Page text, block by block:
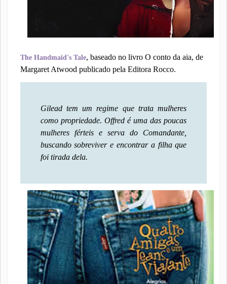
The Handmaid's Tale, baseado no livro O conto da aia, de
Margaret Atwood publicado pela Editora Rocco.
Gilead tem um regime que trata mulheres
como propriedade. Offred é uma das poucas
mulheres férteis e serva do Comandante,
buscando sobreviver e encontrar a filha que
foi tirada dela.